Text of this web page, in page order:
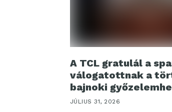
A TCL gratulál a
válogatottnak a
bajnoki
JÚLIUS 31, 2026